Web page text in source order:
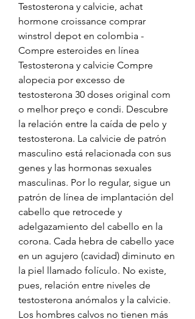
Testosterona y calvicie, achat
hormone croissance comprar
winstrol depot en colombia -
Compre esteroides en línea
Testosterona y calvicie Compre
alopecia por excesso de
testosterona 30 doses original com
o melhor preço e condi. Descubre
la relación entre la caída de pelo y
testosterona. La calvicie de patrón
masculino está relacionada con sus
genes y las hormonas sexuales
masculinas. Por lo regular, sigue un
patrón de línea de implantación del
cabello que retrocede y
adelgazamiento del cabello en la
corona. Cada hebra de cabello yace
en un agujero (cavidad) diminuto en
la piel llamado folículo. No existe,
pues, relación entre niveles de
testosterona anómalos y la calvicie.
Los hombres calvos no tienen más